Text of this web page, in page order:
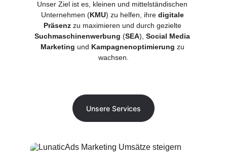
Unser Ziel ist es, kleinen und mittelständischen
Unternehmen (KMU) zu helfen, ihre digitale
Präsenz zu maximieren und durch gezielte
Suchmaschinenwerbung (SEA), Social Media
Marketing und Kampagnenoptimierung zu
wachsen.
Unsere Services